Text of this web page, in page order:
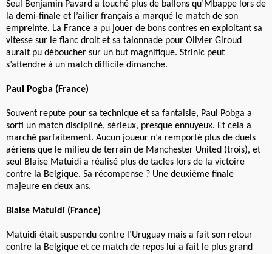
Seul Benjamin Pavard a touché plus de ballons qu’Mbappe lors de
la demi-finale et l’ailier français a marqué le match de son
empreinte. La France a pu jouer de bons contres en exploitant sa
vitesse sur le flanc droit et sa talonnade pour Olivier Giroud
aurait pu déboucher sur un but magnifique. Strinic peut
s’attendre à un match difficile dimanche.
Paul Pogba (France)
Souvent repute pour sa technique et sa fantaisie, Paul Pobga a
sorti un match discipliné, sérieux, presque ennuyeux. Et cela a
marché parfaitement. Aucun joueur n’a remporté plus de duels
aériens que le milieu de terrain de Manchester United (trois), et
seul Blaise Matuidi a réalisé plus de tacles lors de la victoire
contre la Belgique. Sa récompense ? Une deuxième finale
majeure en deux ans.
Blaise Matuidi (France)
Matuidi était suspendu contre l’Uruguay mais a fait son retour
contre la Belgique et ce match de repos lui a fait le plus grand